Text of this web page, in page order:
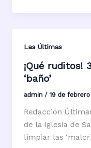
Las Últimas
¡Qué ruditos!
‘baño’
admin / 19 de febrero
Redacción
de la iglesia de
limpiar las